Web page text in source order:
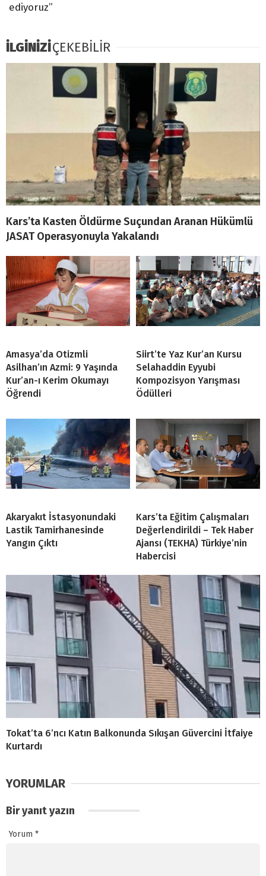
ediyoruz”
İLGİNİZİÇEKEBİLİR
Kars’ta Kasten Öldürme Suçundan Aranan Hükümlü
JASAT Operasyonuyla Yakalandı
Amasya’da Otizmli
Asilhan’ın Azmi: 9 Yaşında
Kur’an-ı Kerim Okumayı
Öğrendi
Siirt’te Yaz Kur’an Kursu
Selahaddin Eyyubi
Kompozisyon Yarışması
Ödülleri
Akaryakıt İstasyonundaki
Lastik Tamirhanesinde
Yangın Çıktı
Kars’ta Eğitim Çalışmaları
Değerlendirildi – Tek Haber
Ajansı (TEKHA) Türkiye’nin
Habercisi
Tokat’ta 6’ncı Katın Balkonunda Sıkışan Güvercini İtfaiye
Kurtardı
YORUMLAR
Bir yanıt yazın
Yorum *